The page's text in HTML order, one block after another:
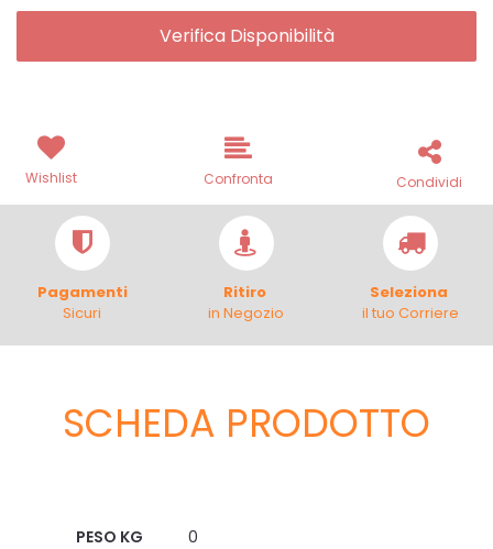
Verifica Disponibilità
Wishlist Confronta Condividi
Pagamenti
Sicuri
Ritiro
in Negozio
Seleziona
il tuo Corriere
SCHEDA PRODOTTO
PESO KG
0